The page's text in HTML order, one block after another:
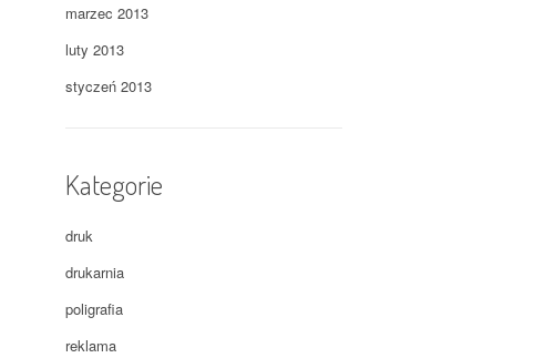
marzec 2013
luty 2013
styczeń 2013
Kategorie
druk
drukarnia
poligrafia
reklama